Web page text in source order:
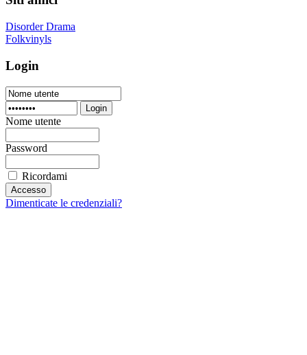
Disorder Drama
Folkvinyls
Login
Login
Nome utente
Password
Ricordami
Dimenticate le credenziali?